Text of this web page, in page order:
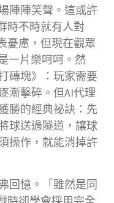
陣陣笑聲。這或許
時不時就有人對
憂慮，但現在觀眾
一片樂呵呵。然
磚塊》：玩家需要
漸擊碎。但AI代理
勝的經典祕訣：先
球送過隧道，讓球
操作，就能消掉許
回憶。「雖然是同